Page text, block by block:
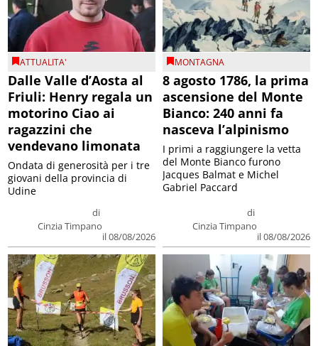
ATTUALITA'
Dalle Valle d’Aosta al
Friuli: Henry regala un
motorino Ciao ai
ragazzini che
vendevano limonata
di
Cinzia Timpano
il 08/08/2026
Ondata di generosità per i tre
giovani della provincia di
Udine
MONTAGNA
8 agosto 1786, la prima
ascensione del Monte
Bianco: 240 anni fa
nasceva l’alpinismo
di
Cinzia Timpano
il 08/08/2026
I primi a raggiungere la vetta
del Monte Bianco furono
Jacques Balmat e Michel
Gabriel Paccard